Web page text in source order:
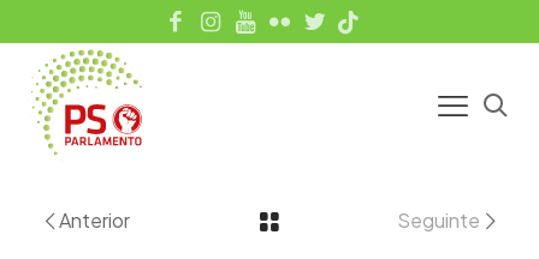
Anterior Seguinte